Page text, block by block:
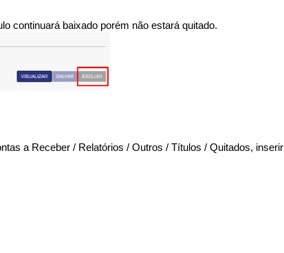
continuará baixado porém não estará quitado.
a Receber / Relatórios / Outros / Títulos / Quitados, inserir